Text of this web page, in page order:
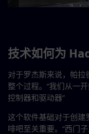
技术如何为
对于罗杰斯来说，帕
整个过程。“我们从一
控制器和驱动器”
这个软件基础对于创
啡吧至关重要。“西门